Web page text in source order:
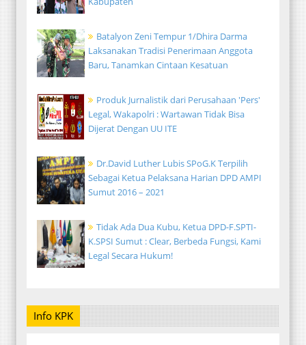
Batalyon Zeni Tempur 1/Dhira Darma
Laksanakan Tradisi Penerimaan Anggota
Baru, Tanamkan Cintaan Kesatuan
Produk Jurnalistik dari Perusahaan 'Pers'
Legal, Wakapolri : Wartawan Tidak Bisa
Dijerat Dengan UU ITE
Dr.David Luther Lubis SPoG.K Terpilih
Sebagai Ketua Pelaksana Harian DPD AMPI
Sumut 2016 – 2021
Tidak Ada Dua Kubu, Ketua DPD-F.SPTI-
K.SPSI Sumut : Clear, Berbeda Fungsi, Kami
Legal Secara Hukum!
Info KPK